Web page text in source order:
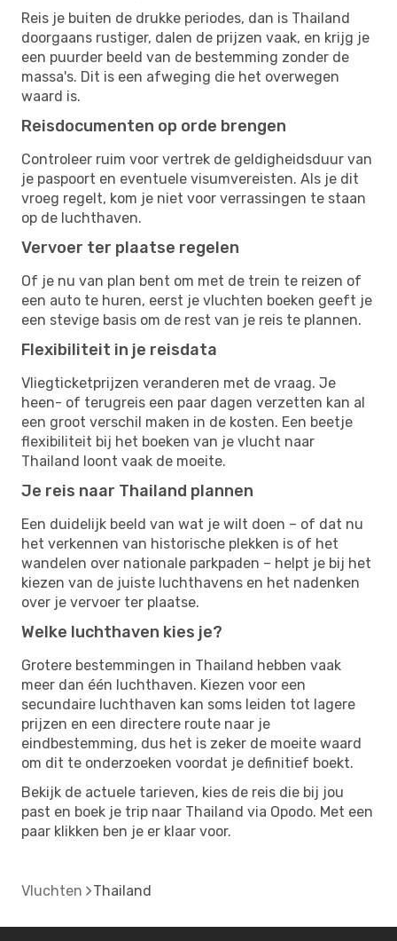
Reis je buiten de drukke periodes, dan is Thailand
doorgaans rustiger, dalen de prijzen vaak, en krijg je
een puurder beeld van de bestemming zonder de
massa's. Dit is een afweging die het overwegen
waard is.
Reisdocumenten op orde brengen
Controleer ruim voor vertrek de geldigheidsduur van
je paspoort en eventuele visumvereisten. Als je dit
vroeg regelt, kom je niet voor verrassingen te staan
op de luchthaven.
Vervoer ter plaatse regelen
Of je nu van plan bent om met de trein te reizen of
een auto te huren, eerst je vluchten boeken geeft je
een stevige basis om de rest van je reis te plannen.
Flexibiliteit in je reisdata
Vliegticketprijzen veranderen met de vraag. Je
heen- of terugreis een paar dagen verzetten kan al
een groot verschil maken in de kosten. Een beetje
flexibiliteit bij het boeken van je vlucht naar
Thailand loont vaak de moeite.
Je reis naar Thailand plannen
Een duidelijk beeld van wat je wilt doen – of dat nu
het verkennen van historische plekken is of het
wandelen over nationale parkpaden – helpt je bij het
kiezen van de juiste luchthavens en het nadenken
over je vervoer ter plaatse.
Welke luchthaven kies je?
Grotere bestemmingen in Thailand hebben vaak
meer dan één luchthaven. Kiezen voor een
secundaire luchthaven kan soms leiden tot lagere
prijzen en een directere route naar je
eindbestemming, dus het is zeker de moeite waard
om dit te onderzoeken voordat je definitief boekt.
Bekijk de actuele tarieven, kies de reis die bij jou
past en boek je trip naar Thailand via Opodo. Met een
paar klikken ben je er klaar voor.
Vluchten Thailand